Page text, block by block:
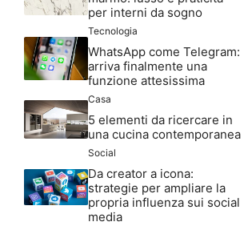
per interni da sogno
Tecnologia
WhatsApp come Telegram:
arriva finalmente una
funzione attesissima
Casa
5 elementi da ricercare in
una cucina contemporanea
Social
Da creator a icona:
strategie per ampliare la
propria influenza sui social
media